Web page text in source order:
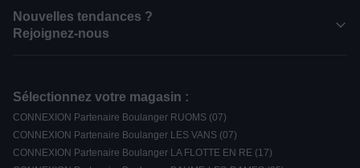
Nouvelles tendances ?
Rejoignez-nous
Sélectionnez votre magasin :
CONNEXION Partenaire Boulanger RUOMS (07)
CONNEXION Partenaire Boulanger LES VANS (07)
CONNEXION Partenaire Boulanger LA FLOTTE EN RE (17)